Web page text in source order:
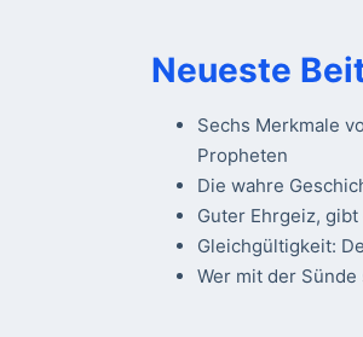
Neueste
Sechs Merkmale
Propheten
Die wahre
Guter Ehrgeiz, gibt
Gleichgültigkeit:
Wer mit der